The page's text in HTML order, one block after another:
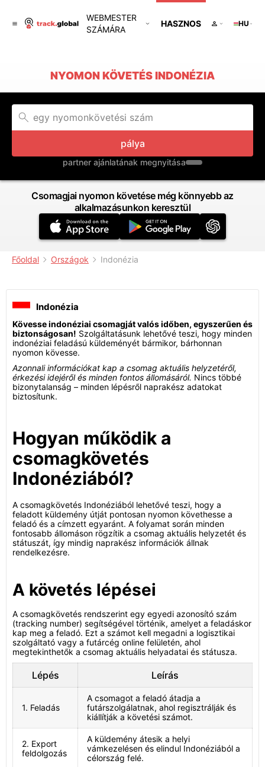
WEBMESTER
SZÁMÁRA
HASZNOS HU
NYOMON KÖVETÉS INDONÉZIA
pálya
partner ajánlatának megnyitása
Csomagjai nyomon követése még könnyebb az
alkalmazásunkon keresztül
Főoldal Országok Indonézia
Indonézia
Kövesse indonéziai csomagját valós időben, egyszerűen és
biztonságosan! Szolgáltatásunk lehetővé teszi, hogy minden
indonéziai feladású küldeményét bármikor, bárhonnan
nyomon kövesse.
Azonnali információkat kap a csomag aktuális helyzetéről,
érkezési idejéről és minden fontos állomásáról. Nincs többé
bizonytalanság – minden lépésről naprakész adatokat
biztosítunk.
Hogyan működik a
csomagkövetés
Indonéziából?
A csomagkövetés Indonéziából lehetővé teszi, hogy a
feladott küldemény útját pontosan nyomon követhesse a
feladó és a címzett egyaránt. A folyamat során minden
fontosabb állomáson rögzítik a csomag aktuális helyzetét és
státuszát, így mindig naprakész információk állnak
rendelkezésre.
A követés lépései
A csomagkövetés rendszerint egy egyedi azonosító szám
(tracking number) segítségével történik, amelyet a feladáskor
kap meg a feladó. Ezt a számot kell megadni a logisztikai
szolgáltató vagy a futárcég online felületén, ahol
megtekinthetők a csomag aktuális helyadatai és státusza.
Lépés Leírás
1. Feladás
A csomagot a feladó átadja a
futárszolgálatnak, ahol regisztrálják és
kiállítják a követési számot.
2. Export
feldolgozás
A küldemény átesik a helyi
vámkezelésen és elindul Indonéziából a
célország felé.